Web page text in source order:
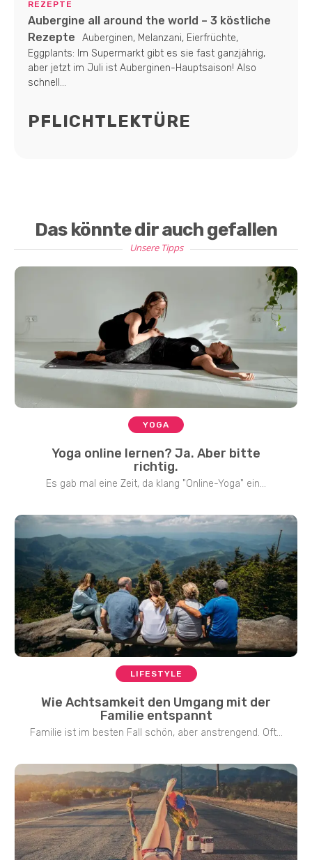
REZEPTE
Aubergine all around the world – 3 köstliche
Rezepte
Auberginen, Melanzani, Eierfrüchte,
Eggplants: Im Supermarkt gibt es sie fast ganzjährig,
aber jetzt im Juli ist Auberginen-Hauptsaison! Also
schnell...
PFLICHTLEKTÜRE
Das könnte dir auch gefallen
Unsere Tipps
YOGA
Yoga online lernen? Ja. Aber bitte
richtig.
Es gab mal eine Zeit, da klang "Online-Yoga" ein...
LIFESTYLE
Wie Achtsamkeit den Umgang mit der
Familie entspannt
Familie ist im besten Fall schön, aber anstrengend. Oft...